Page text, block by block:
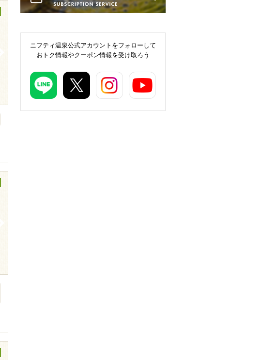
ニフティ温泉公式アカウントをフォローして
おトク情報やクーポン情報を受け取ろう